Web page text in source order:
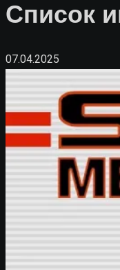
Список
07.04.2025